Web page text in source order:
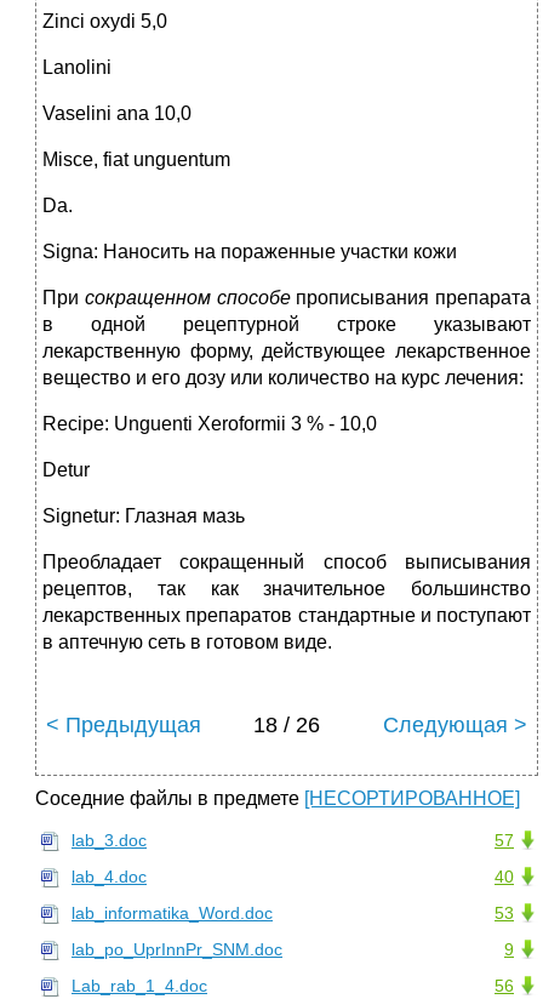
Zinci oxydi 5,0
Lanolini
Vaselini ana 10,0
Misce, fiat unguentum
Da.
Signa: Наносить на пораженные участки кожи
При сокращенном способепрописывания препарата
в одной рецептурной строке указывают
лекарственную форму, действующее лекарственное
вещество и его дозу или количество на курс лечения:
Recipe: Unguenti Xeroformii 3 % - 10,0
Detur
Signetur: Глазная мазь
Преобладает сокращенный способ выписывания
рецептов, так как значительное большинство
лекарственных препаратов стандартные и поступают
в аптечную сеть в готовом виде.
< Предыдущая 18 / 26 Следующая >
Соседние файлы в предмете [НЕСОРТИРОВАННОЕ]
57
lab_3.doc
40
lab_4.doc
53
lab_informatika_Word.doc
9
lab_po_UprInnPr_SNM.doc
56
Lab_rab_1_4.doc